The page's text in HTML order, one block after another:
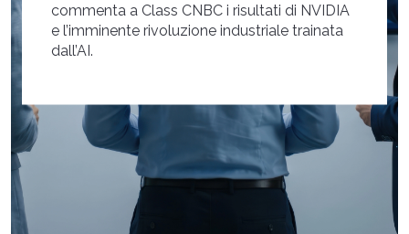
commenta a Class CNBC i risultati di NVIDIA
e l’imminente rivoluzione industriale trainata
dall’AI.